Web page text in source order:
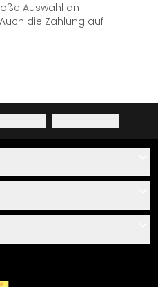
Auswahl an
die Zahlung auf
·